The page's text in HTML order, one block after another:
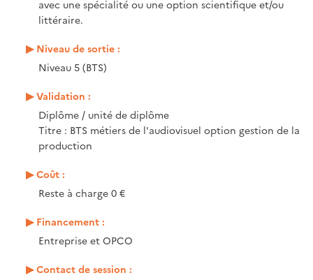
avec une spécialité ou une option scientifique et/ou
littéraire.
Niveau de sortie :
Niveau 5 (BTS)
Validation :
Diplôme / unité de diplôme
Titre : BTS métiers de l'audiovisuel option gestion de la
production
Coût :
Reste à charge 0 €
Financement :
Entreprise et OPCO
Contact de session :